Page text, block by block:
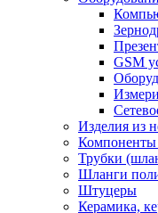
GSM
Изделия из
Компоненты
Трубки
Шланги
Штуцеры
Керамика,